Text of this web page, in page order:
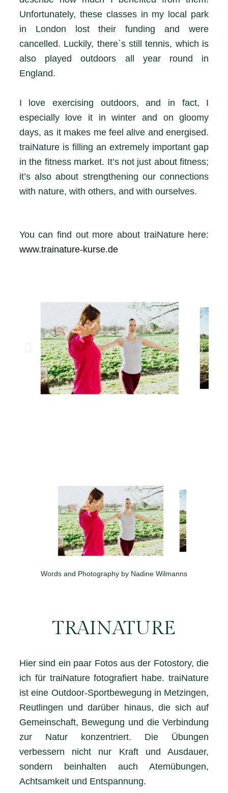
Unfortunately, these classes in my local park
in London lost their funding and were
cancelled. Luckily, there`s still tennis, which is
also played outdoors all year round in
England.
I love exercising outdoors, and in fact, I
especially love it in winter and on gloomy
days, as it makes me feel alive and energised.
traiNature is filling an extremely important gap
in the fitness market. It’s not just about fitness;
it’s also about strengthening our connections
with nature, with others, and with ourselves.
You can find out more about traiNature here:
www.trainature-kurse.de
Words and Photography by Nadine Wilmanns
TRAINATURE
Hier sind ein paar Fotos aus der Fotostory, die
ich für traiNature fotografiert habe. traiNature
ist eine Outdoor-Sportbewegung in Metzingen,
Reutlingen und darüber hinaus, die sich auf
Gemeinschaft, Bewegung und die Verbindung
zur Natur konzentriert. Die Übungen
verbessern nicht nur Kraft und Ausdauer,
sondern beinhalten auch Atemübungen,
Achtsamkeit und Entspannung.